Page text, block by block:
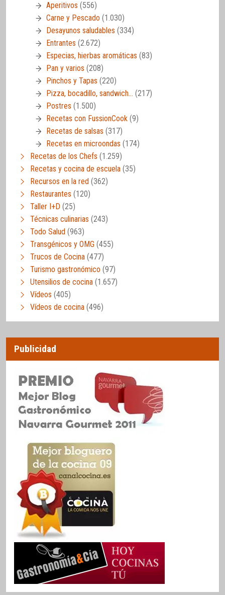
Aperitivos (556)
Carne y Pescado (1.030)
Desayunos saludables (334)
Entrantes (2.672)
Especias, hierbas aromáticas (83)
Pan y varios (208)
Pinchos y Tapas (220)
Pizza, bocadillo, sandwich… (217)
Postres (1.500)
Recetas con FussionCook (9)
Recetas de salsas (317)
Recetas en microondas (174)
Recetas de los Chefs (1.259)
Recetas y cocina de escuela (35)
Recursos en la red (362)
Restaurantes (120)
Taller I+D (25)
Técnicas culinarias (243)
Todo Salud (963)
Transgénicos y OMG (455)
Trucos de Cocina (477)
Turismo gastronómico (97)
Utensilios de cocina (1.657)
Vídeos (405)
Vídeos de cocina (496)
Publicidad